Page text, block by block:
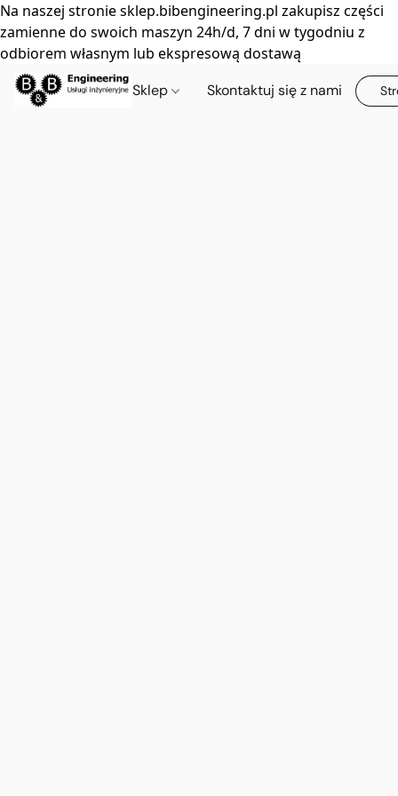
Na naszej stronie sklep.bibengineering.pl zakupisz części
zamienne do swoich maszyn 24h/d, 7 dni w tygodniu z
odbiorem własnym lub ekspresową dostawą
Sklep Skontaktuj się z nami